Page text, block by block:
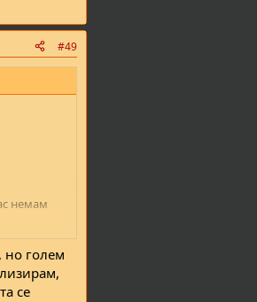
#49
немам
но голем
се